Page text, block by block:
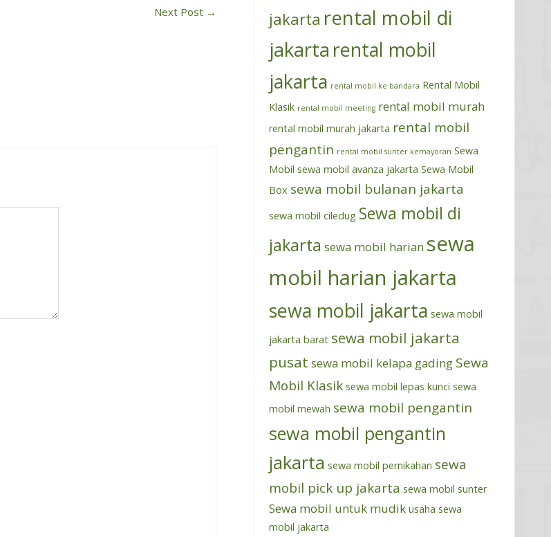
Next Post →
jakarta rental mobil di
jakarta rental mobil
jakarta rental mobil ke bandara Rental Mobil
Klasik rental mobil meeting rental mobil murah
rental mobil murah jakarta rental mobil
pengantin rental mobil sunter kemayoran Sewa
Mobil sewa mobil avanza jakarta Sewa Mobil
Box sewa mobil bulanan jakarta
sewa mobil ciledug Sewa mobil di
jakarta sewa mobil harian sewa
mobil harian jakarta
sewa mobil jakarta sewa mobil
jakarta barat sewa mobil jakarta
pusat sewa mobil kelapa gading Sewa
Mobil Klasik sewa mobil lepas kunci sewa
mobil mewah sewa mobil pengantin
sewa mobil pengantin
jakarta sewa mobil pernikahan sewa
mobil pick up jakarta sewa mobil sunter
Sewa mobil untuk mudik usaha sewa
mobil jakarta